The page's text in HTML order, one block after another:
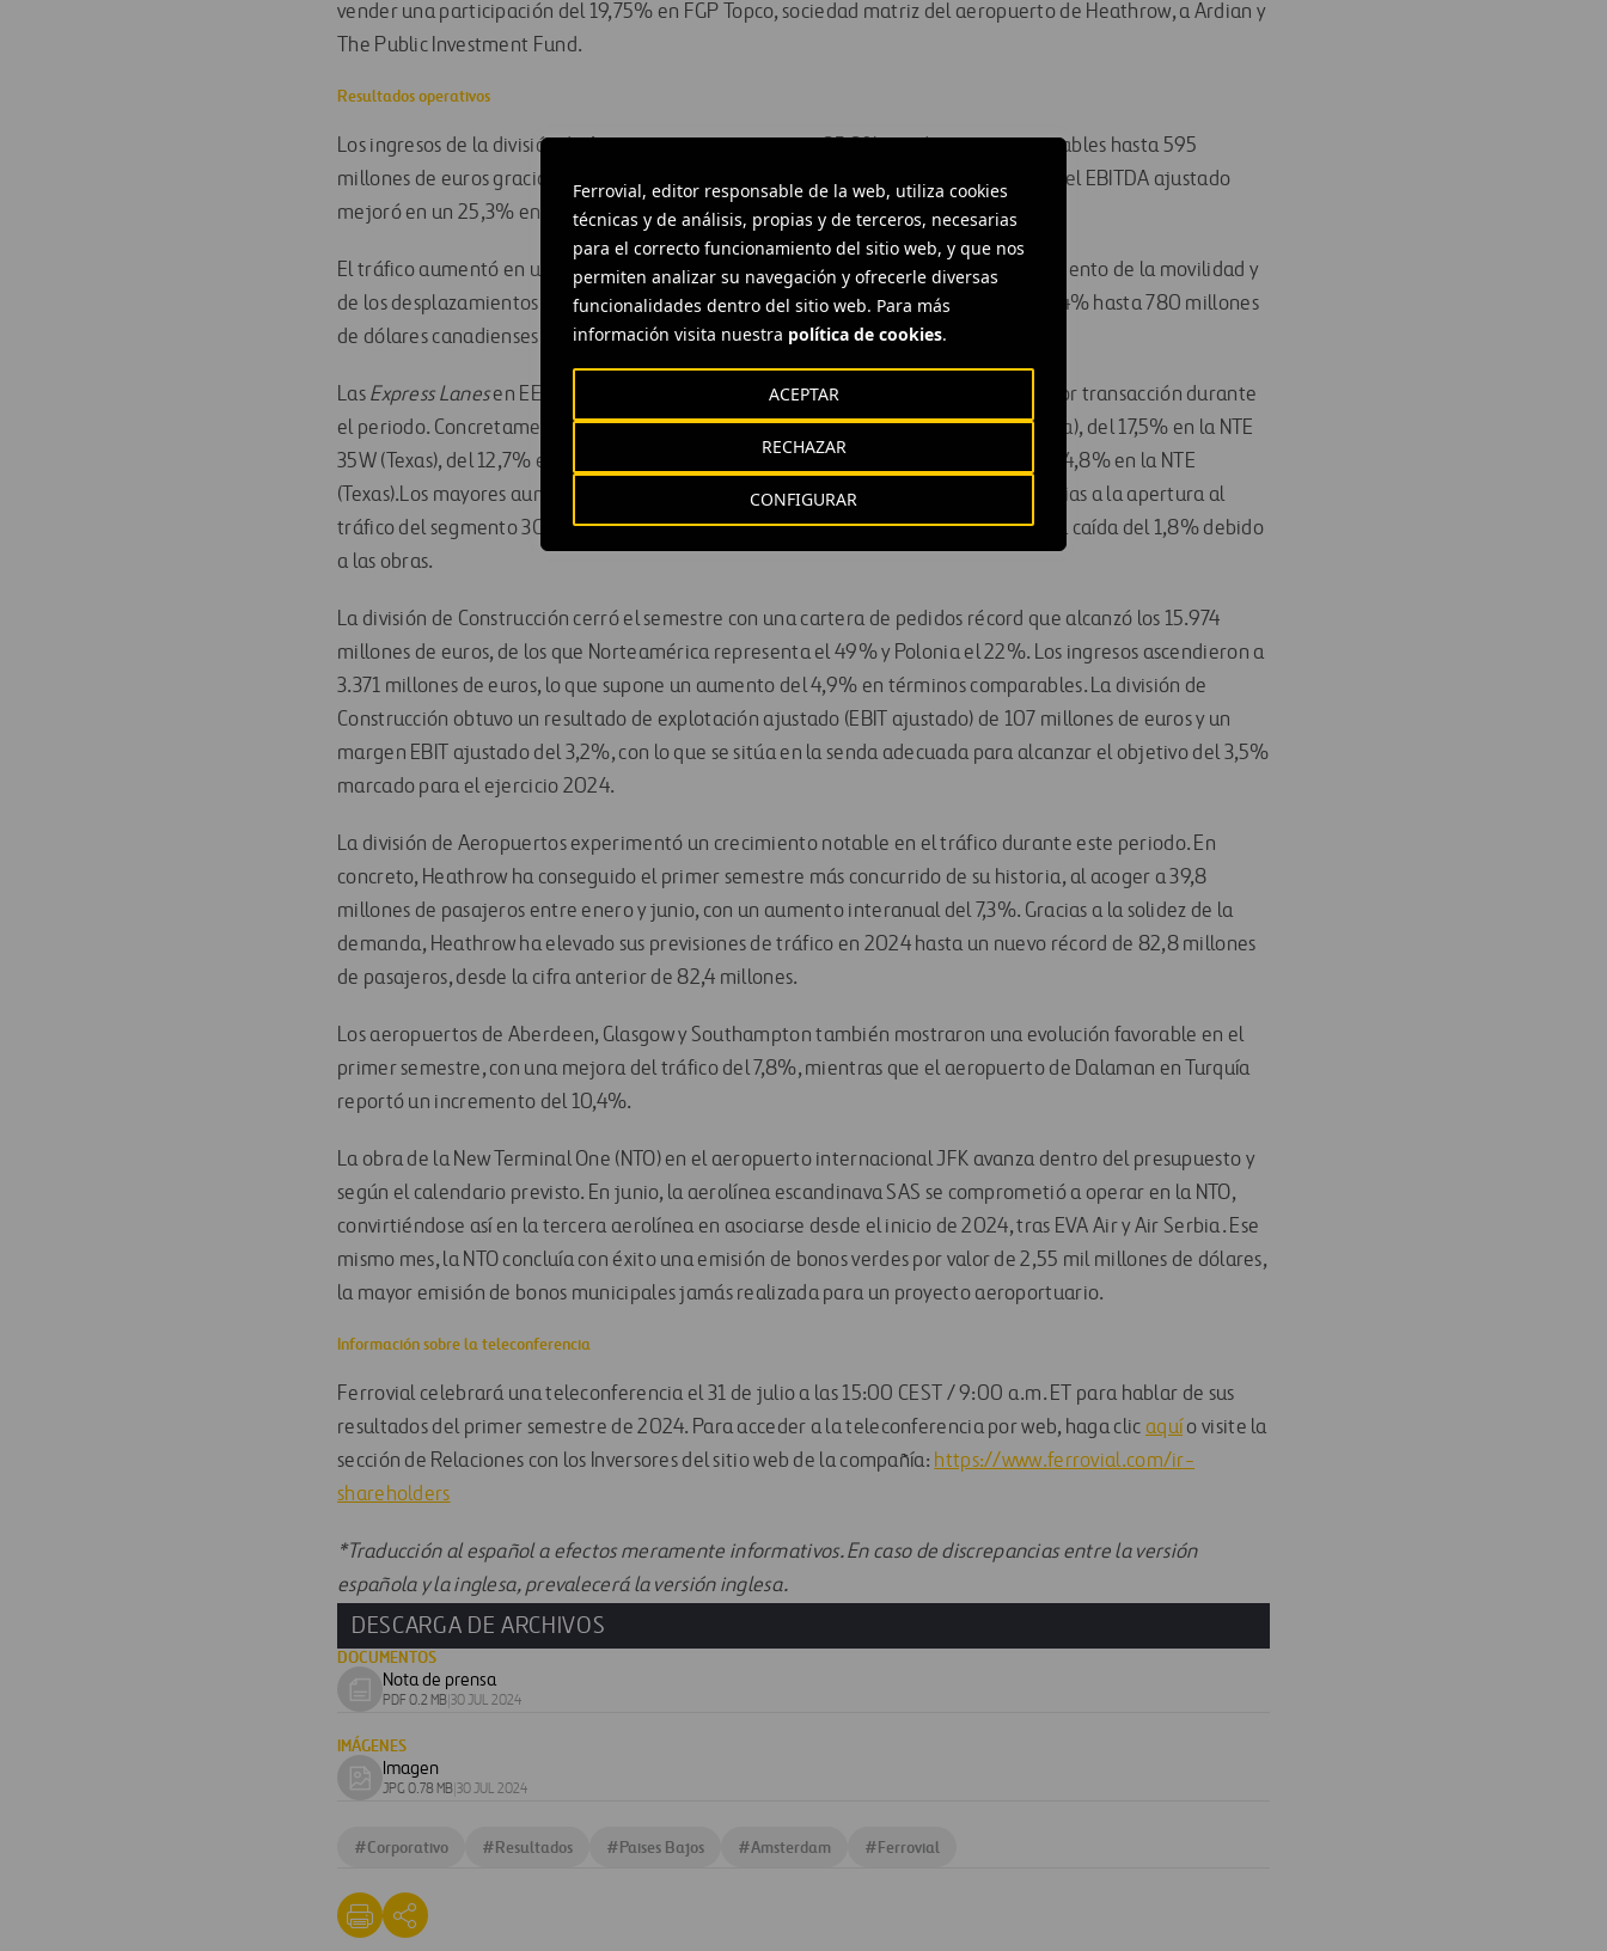
Ferrovial, editor responsable de la web, utiliza cookies
técnicas y de análisis, propias y de terceros, necesarias
para el correcto funcionamiento del sitio web, y que nos
permiten analizar su navegación y ofrecerle diversas
funcionalidades dentro del sitio web. Para más
información visita nuestra política de cookies.
CONFIGURAR
RECHAZAR
ACEPTAR
vender una participación del 19,75% en FGP Topco, sociedad matriz del aeropuerto de Heathrow, a Ardian y
The Public Investment Fund.
Resultados operativos
Los ingresos de la división de
aumentaron un 25,2% en términos comparables hasta 595
millones de euros gracias a su sólido crecimiento en América del Norte. Por su parte, el EBITDA ajustado
mejoró en un 25,3% en términos comparables hasta 428 millones de euros.
El tráfico aumentó en un 5,6% en la autopista canadiense 407 ETR gracias al incremento de la movilidad y
de los desplazamientos en hora punta, con lo que los ingresos aumentaron en un 11,4% hasta 780 millones
de dólares canadienses.
Las Express Lanesen EE.UU. experimentaron un crecimiento sólido de los ingresos por transacción durante
el periodo. Concretamente, se registraron incrementos del 42,5% en la I-66 (Virginia), del 17,5% en la NTE
35W (Texas), del 12,7% en la I-77 (Carolina del Norte), del 7,8% en la LBJ (Texas) y del 4,8% en la NTE
(Texas).Los mayores aumentos de tráfico se registraron en la NTE 35W (+38,7%) gracias a la apertura al
tráfico del segmento 3C, así como en la I-66 (+16,6%). En cambio, la NTE registró una caída del 1,8% debido
a las obras.
La división de Construcción cerró el semestre con una cartera de pedidos récord que alcanzó los 15.974
millones de euros, de los que Norteamérica representa el 49% y Polonia el 22%. Los ingresos ascendieron a
3.371 millones de euros, lo que supone un aumento del 4,9% en términos comparables. La división de
Construcción obtuvo un resultado de explotación ajustado (EBIT ajustado) de 107 millones de euros y un
margen EBIT ajustado del 3,2%, con lo que se sitúa en la senda adecuada para alcanzar el objetivo del 3,5%
marcado para el ejercicio 2024.
La división de Aeropuertosexperimentó un crecimiento notable en el tráfico durante este periodo. En
concreto, Heathrow ha conseguido el primer semestre más concurrido de su historia, al acoger a 39,8
millones de pasajeros entre enero y junio, con un aumento interanual del 7,3%. Gracias a la solidez de la
demanda, Heathrow ha elevado sus previsiones de tráfico en 2024 hasta un nuevo récord de 82,8 millones
de pasajeros, desde la cifra anterior de 82,4 millones.
Los aeropuertos de Aberdeen, Glasgow y Southampton también mostraron una evolución favorable en el
primer semestre, con una mejora del tráfico del 7,8%, mientras que el aeropuerto de Dalaman en Turquía
reportó un incremento del 10,4%.
La obra de la New Terminal One (NTO) en el aeropuerto internacional JFK avanza dentro del presupuesto y
según el calendario previsto. En junio, la aerolínea escandinava SAS se comprometió a operar en la NTO,
convirtiéndose así en la tercera aerolínea en asociarse desde el inicio de 2024, tras EVA Air y Air Serbia. Ese
mismo mes, la NTO concluía con éxito una emisión de bonos verdes por valor de 2,55 mil millones de dólares,
la mayor emisión de bonos municipales jamás realizada para un proyecto aeroportuario.
Información sobre la teleconferencia
Ferrovial celebrará una teleconferencia el 31 de julio a las 15:00 CEST / 9:00 a.m. ET para hablar de sus
resultados del primer semestre de 2024. Para acceder a la teleconferencia por web, haga clic aquío visite la
sección de Relaciones con los Inversores del sitio web de la compañía: https://www.ferrovial.com/ir-
shareholders
*Traducción al español a efectos meramente informativos. En caso de discrepancias entre la versión
española y la inglesa, prevalecerá la versión inglesa.
DESCARGA DE ARCHIVOS
DOCUMENTOS
Download
document
Nota de prensa
PDF 0.2 MB 30 JUL 2024
IMÁGENES
Download
Imagen
JPG 0.78 MB 30 JUL 2024
#Corporativo #Resultados #Paises Bajos #Amsterdam #Ferrovial